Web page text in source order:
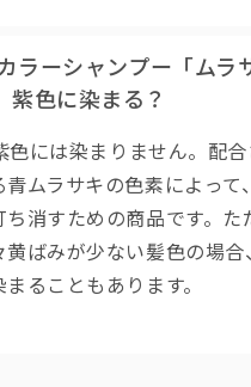
ラーシャンプー「ムラ
紫色に染まる？
色には染まりません。配
青ムラサキの色素によって
ち消すための商品です。た
黄ばみが少ない髪色の場合
まることもあります。